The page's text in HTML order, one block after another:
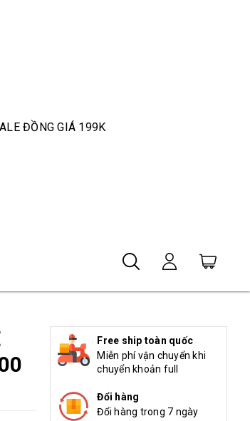
ĐỒNG GIÁ 199K
Free ship toàn quốc
Miễn phí vận chuyển khi
chuyển khoản full
Đổi hàng
Đổi hàng trong 7 ngày